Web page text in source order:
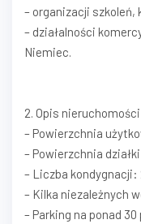
– organizacji szkoleń,
– działalności
Niemiec.
2. Opis nieruchomości
– Powierzchnia
– Powierzchnia
– Liczba kondygnacji:
– Kilka niezależnych
– Parking na ponad